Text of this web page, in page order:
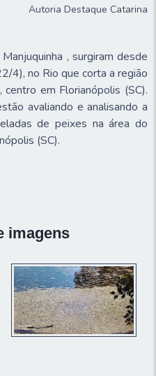
Autoria Destaque Catarina
, surgiram desde
4), no Rio que corta a região
em Florianópolis (SC).
avaliando e analisando a
de peixes na área do
(SC).
imagens